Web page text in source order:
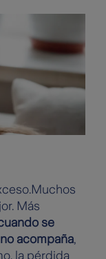
Más
se
acompaña,
la pérdida